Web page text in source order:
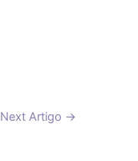
Next Artigo →